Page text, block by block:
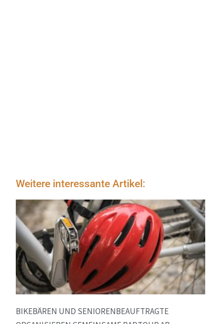
Weitere interessante Artikel:
BIKEBÄREN UND SENIORENBEAUFTRAGTE